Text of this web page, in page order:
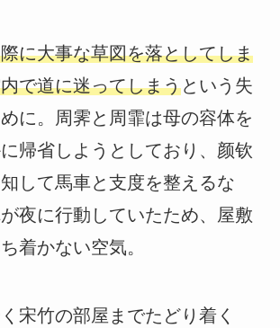
に大事な草図を落としてしま
で道に迷ってしまうという失
に。周霁と周霏は母の容体を
帰省しようとしており、颜钦
して馬車と支度を整えるな
夜に行動していたため、屋敷
着かない空気。
宋竹の部屋までたどり着く